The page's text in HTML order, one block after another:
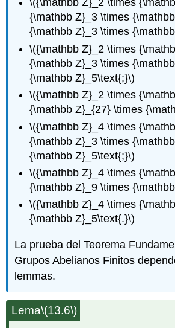
\({\mathbb Z}_2 \times
{\mathbb Z}_3 \times
{\mathbb Z}_3 \times
\({\mathbb Z}_2 \times
{\mathbb Z}_3 \times
{\mathbb Z}_5\text{;}\)
\({\mathbb Z}_2 \times
{\mathbb Z}_{27} \times
\({\mathbb Z}_4 \times
{\mathbb Z}_3 \times
{\mathbb Z}_5\text{;}\)
\({\mathbb Z}_4 \times
{\mathbb Z}_9 \times
\({\mathbb Z}_4 \times
{\mathbb Z}_5\text{.}\)
La prueba del Teorema
Grupos Abelianos Finitos
lemmas.
Lema\(13.6\)